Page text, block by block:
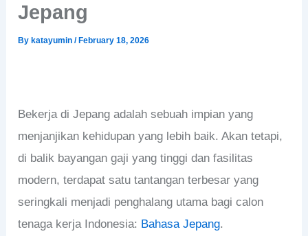
Jepang
Bykatayumin/February 18, 2026
Bekerja di Jepang adalah sebuah impian yang
menjanjikan kehidupan yang lebih baik. Akan tetapi,
di balik bayangan gaji yang tinggi dan fasilitas
modern, terdapat satu tantangan terbesar yang
seringkali menjadi penghalang utama bagi calon
tenaga kerja Indonesia: Bahasa Jepang.